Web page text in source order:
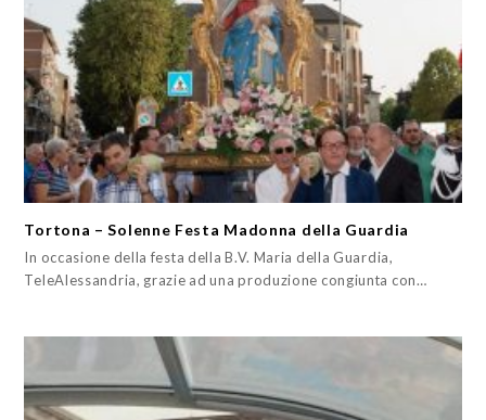
Tortona – Solenne Festa Madonna della Guardia
In occasione della festa della B.V. Maria della Guardia,
TeleAlessandria, grazie ad una produzione congiunta con…